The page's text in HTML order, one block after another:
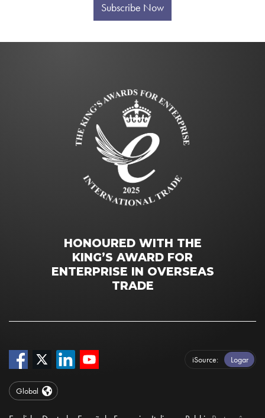
Subscribe Now
HONOURED WITH THE
KING’S AWARD FOR
ENTERPRISE IN OVERSEAS
TRADE
iSource Logar
Global